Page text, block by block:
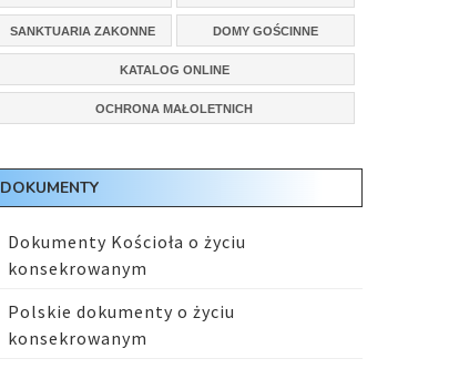
SANKTUARIA ZAKONNE DOMY GOŚCINNE
KATALOG ONLINE
OCHRONA MAŁOLETNICH
DOKUMENTY
Dokumenty Kościoła o życiu
konsekrowanym
Polskie dokumenty o życiu
konsekrowanym